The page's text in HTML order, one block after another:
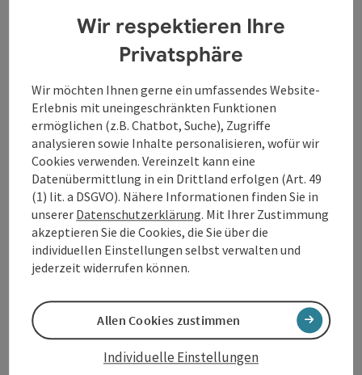
Kontakt
Öffnungszeiten
Anreise/Lage
Preise
Eignung
Barrierefreiheit
Wir respektieren Ihre
Privatsphäre
Wir möchten Ihnen gerne ein umfassendes Website-
Erlebnis mit uneingeschränkten Funktionen
ermöglichen (z.B. Chatbot, Suche), Zugriffe
analysieren sowie Inhalte personalisieren, wofür wir
Cookies verwenden. Vereinzelt kann eine
Datenübermittlung in ein Drittland erfolgen (Art. 49
(1) lit. a DSGVO). Nähere Informationen finden Sie in
unserer Datenschutzerklärung. Mit Ihrer Zustimmung
akzeptieren Sie die Cookies, die Sie über die
individuellen Einstellungen selbst verwalten und
jederzeit widerrufen können.
Individuelle Einstellungen
Allen Cookies zustimmen